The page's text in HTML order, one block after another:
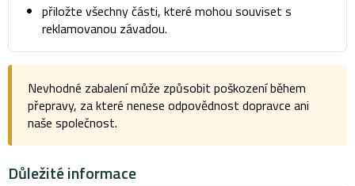
přiložte všechny části, které mohou souviset s
reklamovanou závadou.
Nevhodné zabalení může způsobit poškození během
přepravy, za které nenese odpovědnost dopravce ani
naše společnost.
Důležité informace